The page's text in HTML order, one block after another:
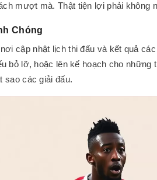
mượt mà. Thật tiện lợi phải không
Chóng
cập nhật lịch thi đấu và kết quả
bỏ lỡ, hoặc lên kế hoạch cho
sao các giải đấu.